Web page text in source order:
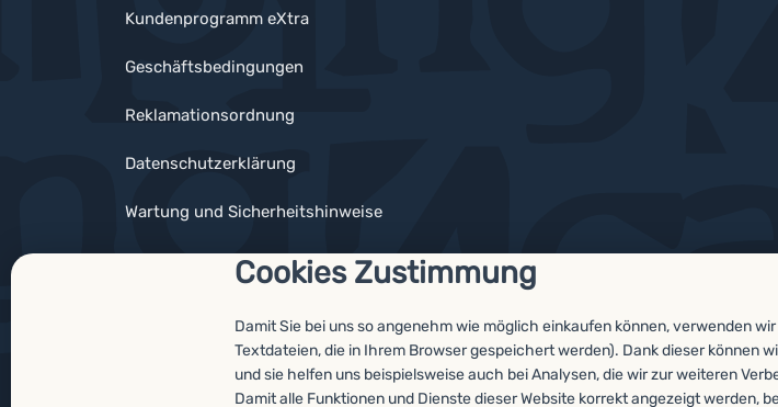
Cookies Zustimmung
Damit Sie bei uns so angenehm wie möglich einkaufen können, verwenden
Textdateien, die in Ihrem Browser gespeichert werden). Dank dieser können
und sie helfen uns beispielsweise auch bei Analysen, die wir zur weiteren
Damit alle Funktionen und Dienste dieser Website korrekt angezeigt werden,
Kundenprogramm eXtra
Geschäftsbedingungen
Reklamationsordnung
Datenschutzerklärung
Wartung und Sicherheitshinweise
Auszeichnungen